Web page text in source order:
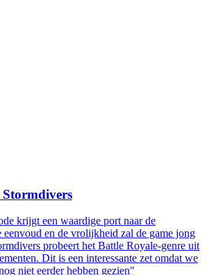
Stormdivers
krijgt een waardige port naar de
en de vrolijkheid zal de game jong
probeert het Battle Royale-genre uit
Dit is een interessante zet omdat we
niet eerder hebben gezien"